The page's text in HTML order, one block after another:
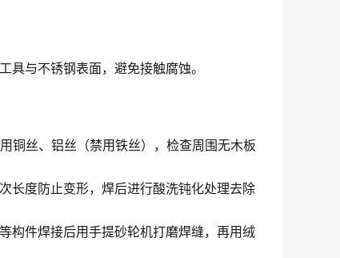
与不锈钢表面，避免接触腐蚀。
铜丝、铝丝（禁用铁丝），检查周围无木板
长度防止变形，焊后进行酸洗钝化处理去除
构件焊接后用手提砂轮机打磨焊缝，再用绒